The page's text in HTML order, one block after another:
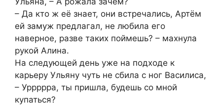
– Да кто ж её знает, они встречались, Артём
ей замуж предлагал, не любила его
наверное, разве таких поймешь? – махнула
рукой Алина.
На следующей день уже на подходе к
карьеру Ульяну чуть не сбила с ног Василиса,
– Уррррра, ты пришла, будешь со мной
купаться?